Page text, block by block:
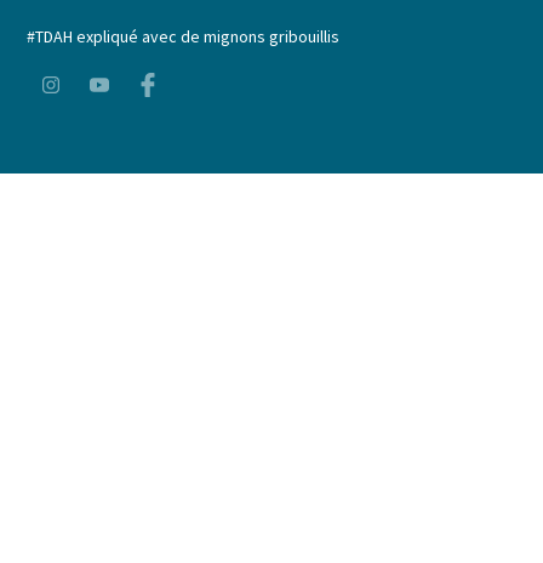
#TDAH expliqué avec de mignons gribouillis